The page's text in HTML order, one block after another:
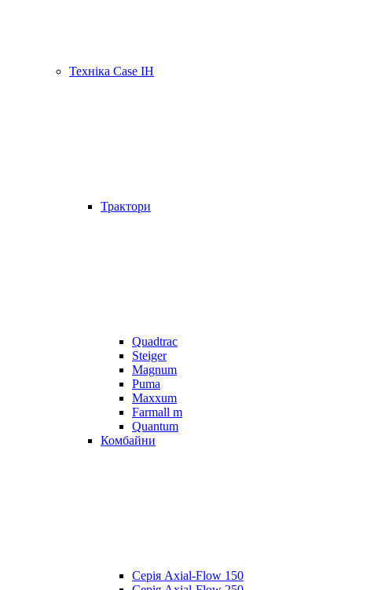
Техніка Case IH
Трактори
Quadtrac
Steiger
Magnum
Puma
Maxxum
Farmall m
Quantum
Комбайни
Серія Axial-Flow 150